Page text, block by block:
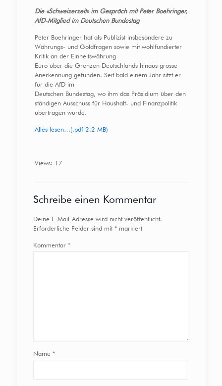
Die «Schweizerzeit» im Gespräch mit Peter Boehringer,
AfD-Mitglied im Deutschen Bundestag
Peter Boehringer hat als Publizist insbesondere zu
Währungs- und Goldfragen sowie mit wohlfundierter
Kritik an der Einheitswährung
Euro über die Grenzen Deutschlands hinaus grosse
Anerkennung gefunden. Seit bald einem Jahr sitzt er
für die AfD im
Deutschen Bundestag, wo ihm das Präsidium über den
ständigen Ausschuss für Haushalt- und Finanzpolitik
übertragen wurde.
Alles lesen…(.pdf 2.2 MB)
Views: 17
Schreibe einen Kommentar
Deine E-Mail-Adresse wird nicht veröffentlicht.
Erforderliche Felder sind mit *markiert
Kommentar *
Name *